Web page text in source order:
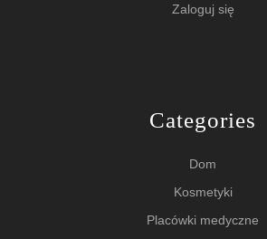
Zaloguj się
Categories
Dom
Kosmetyki
Placówki medyczne